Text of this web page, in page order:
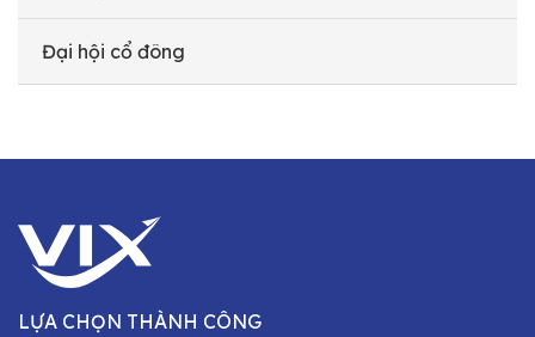
Đại hội cổ đông
LỰA CHỌN THÀNH CÔNG